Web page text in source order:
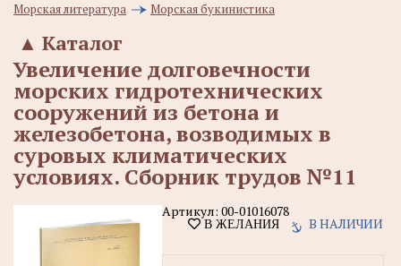
Морская литература Морская букинистика
Каталог
▲
Увеличение долговечности
морских гидротехнических
сооружений из бетона и
железобетона, возводимых в
суровых климатических
условиях. Сборник трудов №11
Артикул:00-01016078
В ЖЕЛАНИЯ В НАЛИЧИИ